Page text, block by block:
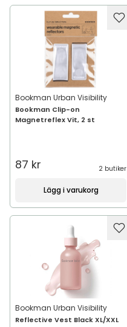
Bookman Urban Visibility
Bookman Clip-on
Magnetreflex Vit, 2 st
87 kr 2 butiker
Lägg i varukorg
Bookman Urban Visibility
Reflective Vest Black XL/XXL